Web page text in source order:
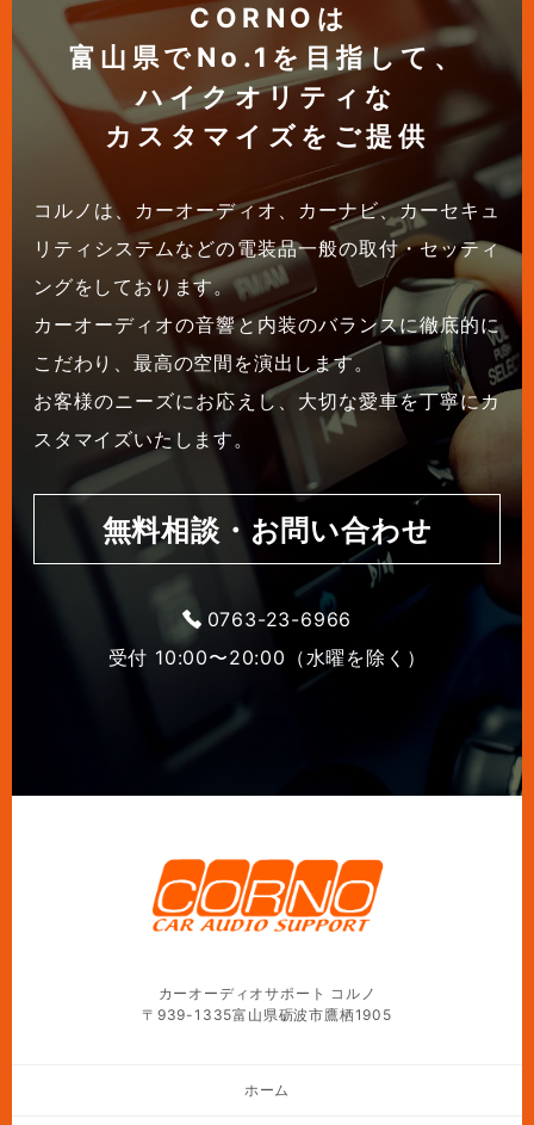
CORNOは
富山県でNo.1を目指して、
ハイクオリティな
カスタマイズをご提供
コルノは、カーオーディオ、カーナビ、カーセキュ
リティシステムなどの電装品一般の取付・セッティ
ングをしております。
カーオーディオの音響と内装のバランスに徹底的に
こだわり、最高の空間を演出します。
お客様のニーズにお応えし、大切な愛車を丁寧にカ
スタマイズいたします。
無料相談・お問い合わせ
0763-23-6966
受付 10:00〜20:00（水曜を除く）
カーオーディオサポート コルノ
〒939-1335富山県砺波市鷹栖1905
ホーム